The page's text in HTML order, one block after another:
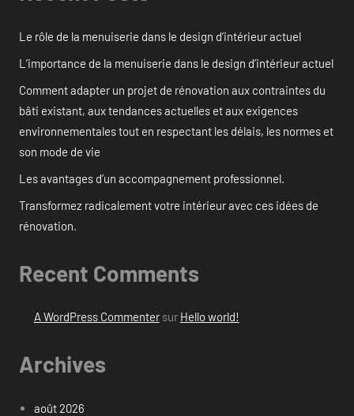
Le rôle de la menuiserie dans le design d’intérieur actuel
L’importance de la menuiserie dans le design d’intérieur actuel
Comment adapter un projet de rénovation aux contraintes du
bâti existant, aux tendances actuelles et aux exigences
environnementales tout en respectant les délais, les normes et
son mode de vie
Les avantages d’un accompagnement professionnel.
Transformez radicalement votre intérieur avec ces idées de
rénovation.
Recent Comments
A WordPress Commentersur Hello world!
Archives
août 2026